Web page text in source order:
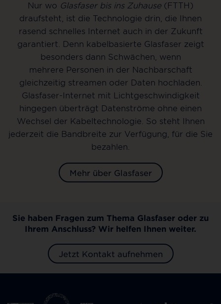
Nur wo Glasfaser bis ins Zuhause (FTTH)
draufsteht, ist die Technologie drin, die Ihnen
rasend schnelles Internet auch in der Zukunft
garantiert. Denn kabelbasierte Glasfaser zeigt
besonders dann Schwächen, wenn
mehrere Personen in der Nachbarschaft
gleichzeitig streamen oder Daten hochladen.
Glasfaser-Internet mit Lichtgeschwindigkeit
hingegen überträgt Datenströme ohne einen
Wechsel der Kabeltechnologie. So steht Ihnen
jederzeit die Bandbreite zur Verfügung, für die Sie
bezahlen.
Mehr über Glasfaser
Sie haben Fragen zum Thema Glasfaser oder zu
Ihrem Anschluss? Wir helfen Ihnen weiter.
Jetzt Kontakt aufnehmen